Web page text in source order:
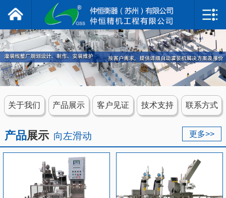
仲恒衡器
网站首页
关于我们
客户见证
关于我们 产品展示 客户见证 技术支持 联系方式
更多>>
产品展示 向左滑动